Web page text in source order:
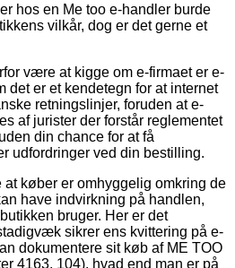
hos en Me too e-handler burde
vilkår, dog er det gerne et
være at kigge om e-firmaet er e-
det er et kendetegn for at internet
retningslinjer, foruden at e-
af jurister der forstår reglementet
din chance for at få
udfordringer ved din bestilling.
køber er omhyggelig omkring de
have indvirkning på handlen,
bruger. Her er det
sikrer ens kvittering på e-
dokumentere sit køb af ME TOO
4163, 104), hvad end man er på